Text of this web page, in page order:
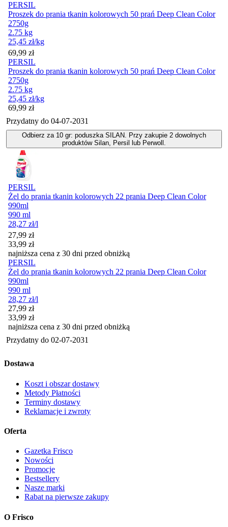
PERSIL
Proszek do prania tkanin kolorowych 50 prań Deep Clean Color
2750g
2.75 kg
25,45 zł/kg
Cena
69,99 zł
PERSIL
Proszek do prania tkanin kolorowych 50 prań Deep Clean Color
2750g
2.75 kg
25,45 zł/kg
Cena
69,99 zł
Przydatny do 04-07-2031
Odbierz za 10 gr: poduszka SILAN. Przy zakupie 2 dowolnych
produktów Silan, Persil lub Perwoll.
PERSIL
Żel do prania tkanin kolorowych 22 prania Deep Clean Color
990ml
990 ml
28,27 zł/l
Cena promocyjna
27,99 zł
33,99 zł
najniższa cena z 30 dni przed obniżką
PERSIL
Żel do prania tkanin kolorowych 22 prania Deep Clean Color
990ml
990 ml
28,27 zł/l
Cena promocyjna
27,99 zł
33,99 zł
najniższa cena z 30 dni przed obniżką
Przydatny do 02-07-2031
Dostawa
Koszt i obszar dostawy
Metody Płatności
Terminy dostawy
Reklamacje i zwroty
Oferta
Gazetka Frisco
Nowości
Promocje
Bestsellery
Nasze marki
Rabat na pierwsze zakupy
O Frisco